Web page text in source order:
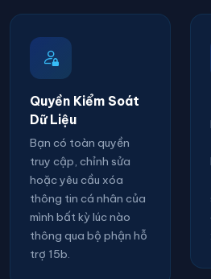
Quyền Kiểm Soát
Dữ Liệu
Bạn có toàn quyền
truy cập, chỉnh sửa
hoặc yêu cầu xóa
thông tin cá nhân của
mình bất kỳ lúc nào
thông qua bộ phận hỗ
trợ 15b.